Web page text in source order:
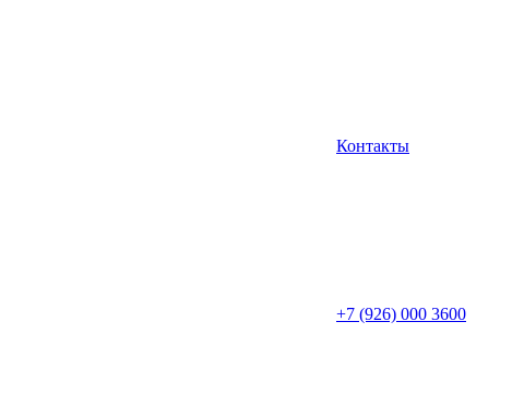
Контакты
+7 (926) 000 3600